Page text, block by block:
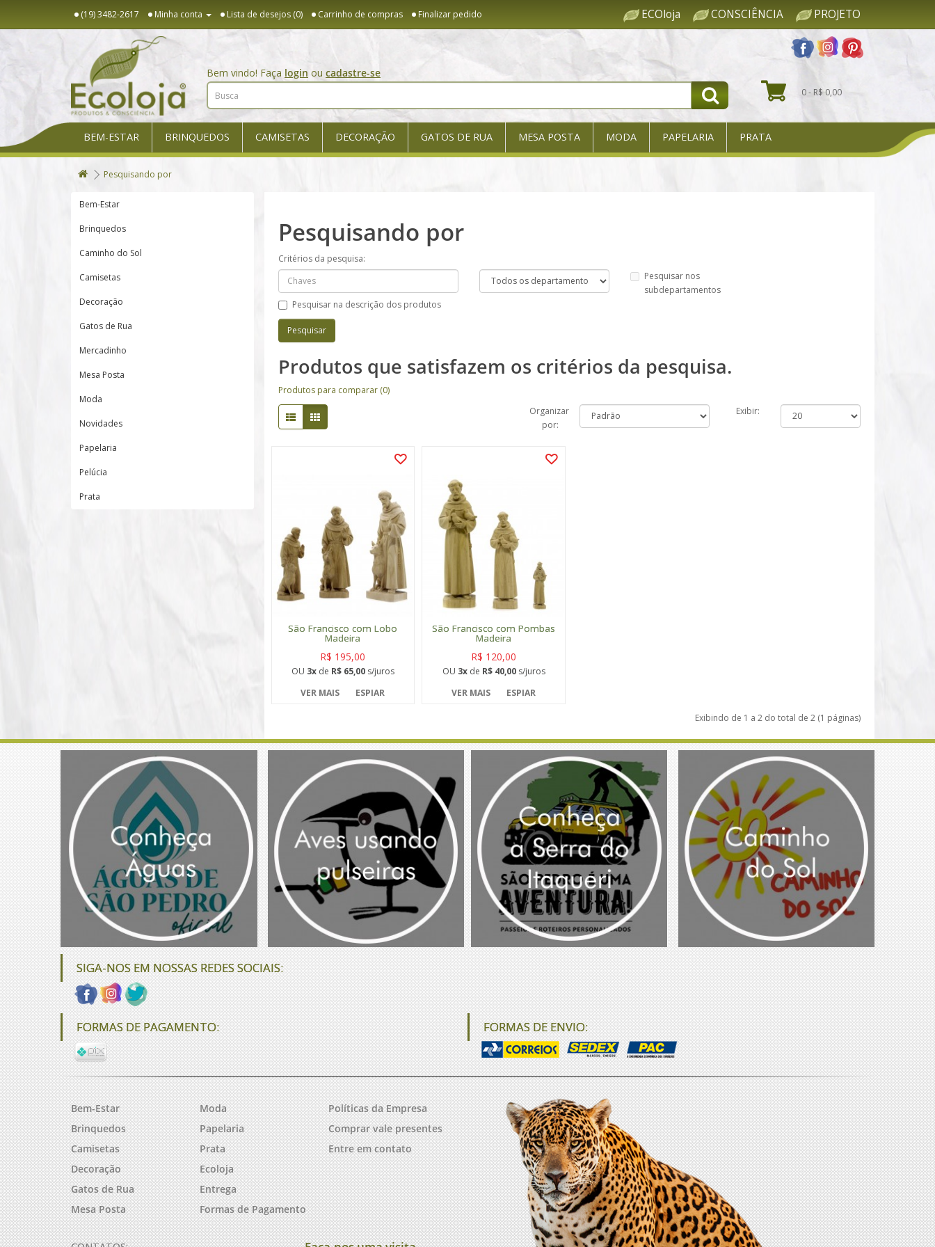
(19) 3482-2617 Minha conta Lista de desejos (0) Carrinho de compras Finalizar pedido ECOloja CONSCIÊNCIA PROJETO
Bem vindo! Faça login ou cadastre-se
0 - R$ 0,00
BEM-ESTAR BRINQUEDOS CAMISETAS DECORAÇÃO GATOS DE RUA MESA POSTA MODA PAPELARIA PRATA
Pesquisando por
Bem-Estar
Brinquedos
Caminho do Sol
Camisetas
Decoração
Gatos de Rua
Mercadinho
Mesa Posta
Moda
Novidades
Papelaria
Pelúcia
Prata
Pesquisando por
Critérios da pesquisa:
Pesquisar nos
subdepartamentos
Pesquisar na descrição dos produtos
Produtos que satisfazem os critérios da pesquisa.
Produtos para comparar (0)
Organizar
por:
Exibir:
São Francisco com Lobo
Madeira
R$ 195,00
OU 3xde R$ 65,00s/juros
VER MAIS
ESPIAR
São Francisco com Pombas
Madeira
R$ 120,00
OU 3xde R$ 40,00s/juros
VER MAIS
ESPIAR
Exibindo de 1 a 2 do total de 2 (1 páginas)
SIGA-NOS EM NOSSAS REDES SOCIAIS:
FORMAS DE PAGAMENTO: FORMAS DE ENVIO:
Bem-Estar
Brinquedos
Camisetas
Decoração
Gatos de Rua
Mesa Posta
Moda
Papelaria
Prata
Ecoloja
Entrega
Formas de Pagamento
Políticas da Empresa
Comprar vale presentes
Entre em contato